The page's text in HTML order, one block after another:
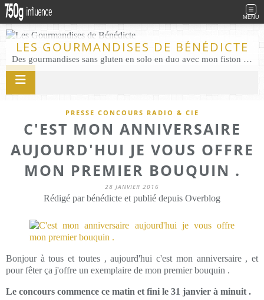
MENU
LES GOURMANDISES DE BÉNÉDICTE
Des gourmandises sans gluten en solo en duo avec mon fiston . Salé comme Sucré sans gluten éco responsable Les Gourmandises de Bénédicte gâteau produits locaux
PRESSE CONCOURS RADIO & CIE
C'EST MON ANNIVERSAIRE
AUJOURD'HUI JE VOUS OFFRE
MON PREMIER BOUQUIN .
28 JANVIER 2016
Rédigé par bénédicte et publié depuis Overblog
Bonjour à tous et toutes , aujourd'hui c'est mon anniversaire , et
pour fêter ça j'offre un exemplaire de mon premier bouquin .
Le concours commence ce matin et fini le 31 janvier à minuit .